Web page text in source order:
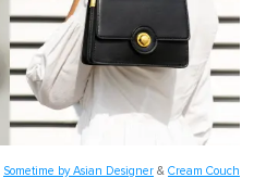
Sometime by Asian Designer & Cream Couch